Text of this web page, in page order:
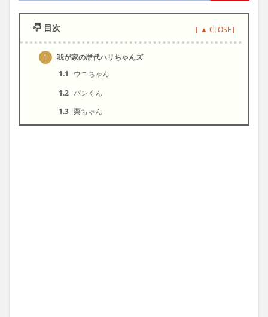
目次
1
我が家の歴代ハリちゃんズ
1.1
ウニちゃん
1.2 パンくん
1.3 栗ちゃん